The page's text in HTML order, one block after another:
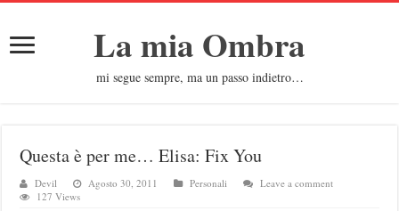
La mia Ombra
mi segue sempre, ma un passo indietro…
Questa è per me… Elisa: Fix You
Devil Agosto 30, 2011 Personali
Leave a comment
127 Views